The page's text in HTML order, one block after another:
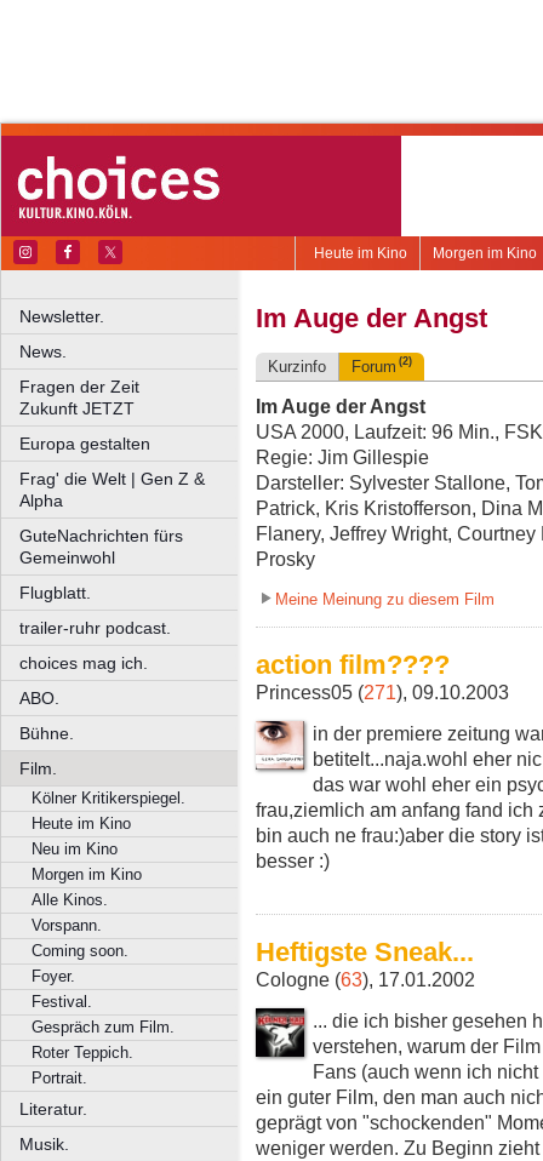
Morgen im Kino
Heute im Kino
Newsletter.
News.
Fragen der Zeit
Zukunft JETZT
Europa gestalten
Frag' die Welt | Gen Z &
Alpha
GuteNachrichten fürs
Gemeinwohl
Flugblatt.
trailer-ruhr podcast.
choices mag ich.
ABO.
Bühne.
Film.
Kölner Kritikerspiegel.
Heute im Kino
Neu im Kino
Morgen im Kino
Alle Kinos.
Vorspann.
Coming soon.
Foyer.
Festival.
Gespräch zum Film.
Roter Teppich.
Portrait.
Literatur.
Musik.
Im Auge der Angst
Kurzinfo Forum (2)
Im Auge der Angst
USA 2000, Laufzeit: 96 Min.,
Regie: Jim Gillespie
Darsteller: Sylvester Stallone,
Patrick, Kris Kristofferson, Dina
Flanery, Jeffrey Wright,
Prosky
Meine Meinung zu diesem Film
action film????
Princess05 (271), 09.10.2003
in der premiere zeitung
betitelt...naja.wohl eher
das war wohl eher ein
frau,ziemlich am anfang fand ich
bin auch ne frau:)aber die story
besser :)
Heftigste Sneak...
Cologne (63), 17.01.2002
... die ich bisher gesehen
verstehen, warum der
Fans (auch wenn ich
ein guter Film, den man auch
geprägt von "schockenden"
weniger werden. Zu Beginn